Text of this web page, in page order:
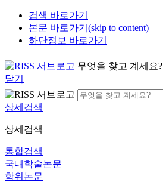
검색 바로가기
본문 바로가기(skip to content)
하단정보 바로가기
무엇을 찾고 계세요?
닫기
상세검색
상세검색
통합검색
국내학술논문
학위논문